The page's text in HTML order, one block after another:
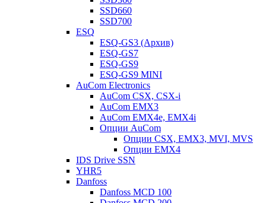
SSD660
SSD700
ESQ
ESQ-GS3 (Архив)
ESQ-GS7
ESQ-GS9
ESQ-GS9 MINI
AuCom Electronics
AuCom CSX, CSX-i
AuCom EMX3
AuCom EMX4e, EMX4i
Опции AuCom
Опции CSX, EMX3, MVI, MVS
Опции EMX4
IDS Drive SSN
YHR5
Danfoss
Danfoss MCD 100